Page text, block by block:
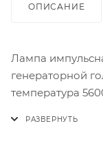
ОПИСАНИЕ
Лампа
генераторной
температура